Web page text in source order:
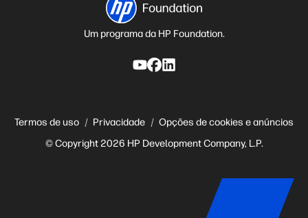
Um programa da HP Foundation.
Termos de uso Privacidade
Opções de cookies e anúncios
© Copyright 2026 HP Development Company, L.P.